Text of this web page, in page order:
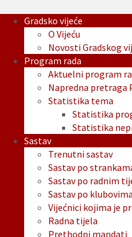
Gradsko vijeće
O Vijeću
Novosti Gradskog
Program rada
Aktuelni program
Napredna pretraga
Statistika tema
Statistika
Statistika
Sastav
Trenutni sastav
Sastav po
Sastav po radnim
Sastav po klubovima
Vijećnici kojima je
Radna tijela
Prethodni mandati